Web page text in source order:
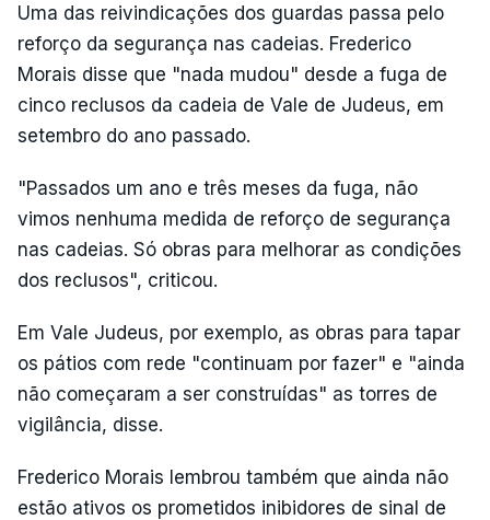
Uma das reivindicações dos guardas passa pelo
reforço da segurança nas cadeias. Frederico
Morais disse que "nada mudou" desde a fuga de
cinco reclusos da cadeia de Vale de Judeus, em
setembro do ano passado.
"Passados um ano e três meses da fuga, não
vimos nenhuma medida de reforço de segurança
nas cadeias. Só obras para melhorar as condições
dos reclusos", criticou.
Em Vale Judeus, por exemplo, as obras para tapar
os pátios com rede "continuam por fazer" e "ainda
não começaram a ser construídas" as torres de
vigilância, disse.
Frederico Morais lembrou também que ainda não
estão ativos os prometidos inibidores de sinal de